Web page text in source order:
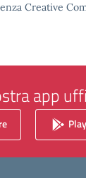
Creative
app